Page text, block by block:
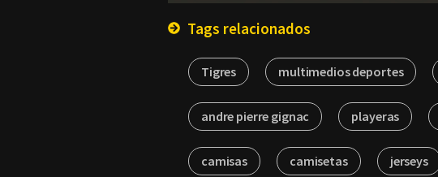
Tags relacionados
Tigres multimedios deportes
andre pierre gignac playeras
camisas camisetas jerseys